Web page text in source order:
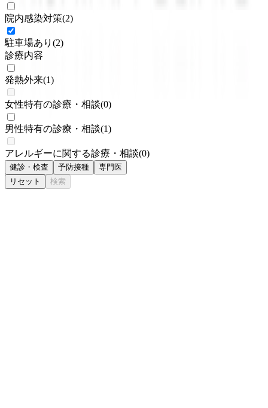
院内感染対策(2)
駐車場あり (2)
診療内容
発熱外来(1)
女性特有の診療・相談(0)
男性特有の診療・相談(1)
アレルギーに関する診療・相談(0)
健診・検査 予防接種
専門医
リセット
検索